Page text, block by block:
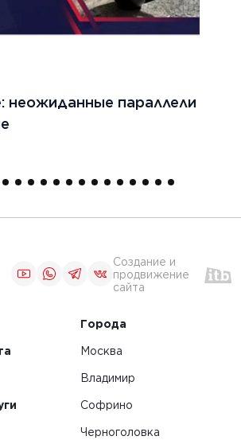
1 2 3
неожиданные параллели
Создание и
продвижение
сайта
Города
Москва
Владимир
Софрино
Черноголовка